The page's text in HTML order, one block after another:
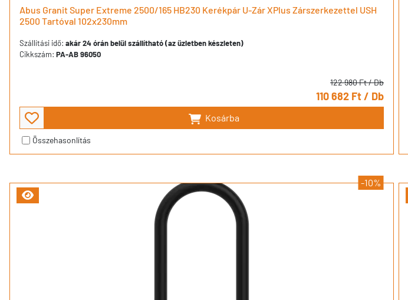
Abus Granit Super Extreme 2500/165 HB230 Kerékpár U-Zár XPlus Zárszerkezettel USH
2500 Tartóval 102x230mm
Szállítási idő: akár 24 órán belül szállítható (az üzletben készleten)
Cikkszám: PA-AB 96050
122 980 Ft/ Db
110 682 Ft/ Db
Kosárba
Összehasonlítás
-10%